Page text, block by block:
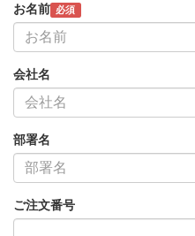
お名前 必須
会社名
部署名
ご注文番号